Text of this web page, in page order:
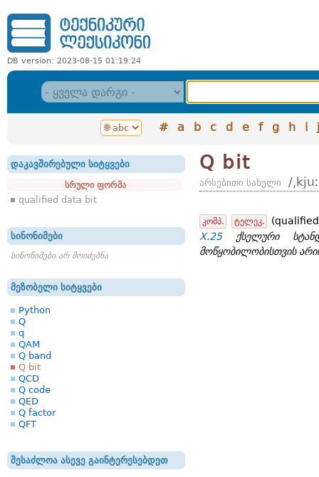
DB version: 2023-08-15 01:19:24
# a b c d e f g h i j
დაკავშირებული სიტყვები
სრული ფორმა
qualified data bit
სინონიმები
სინონიმები არ მოიძებნა
მეზობელი სიტყვები
Python
Q
q
QAM
Q band
Q bit
QCD
Q code
QED
Q factor
QFT
შესაძლოა ასევე გაინტერესებდეთ
Q bit
არსებითი სახელი /
კომპ. ტელეკ.
X.25ქსელური
მოწყობილობისთვის